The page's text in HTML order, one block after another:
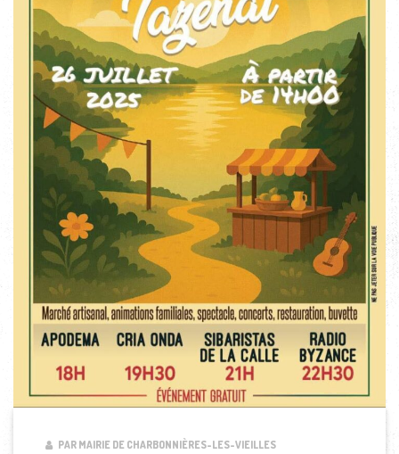
PAR MAIRIE DE CHARBONNIÈRES-LES-VIEILLES